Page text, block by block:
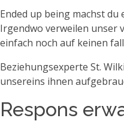
Ended up being machst
Irgendwo verweilen unser
einfach noch auf keinen
Beziehungsexperte St.
unsereins ihnen
Respons